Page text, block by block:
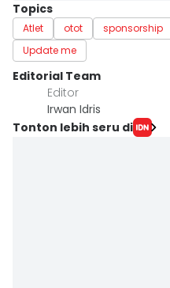
Topics
Atlet otot sponsorship
Update me
Editorial Team
Editor
Irwan Idris
Tonton lebih seru di